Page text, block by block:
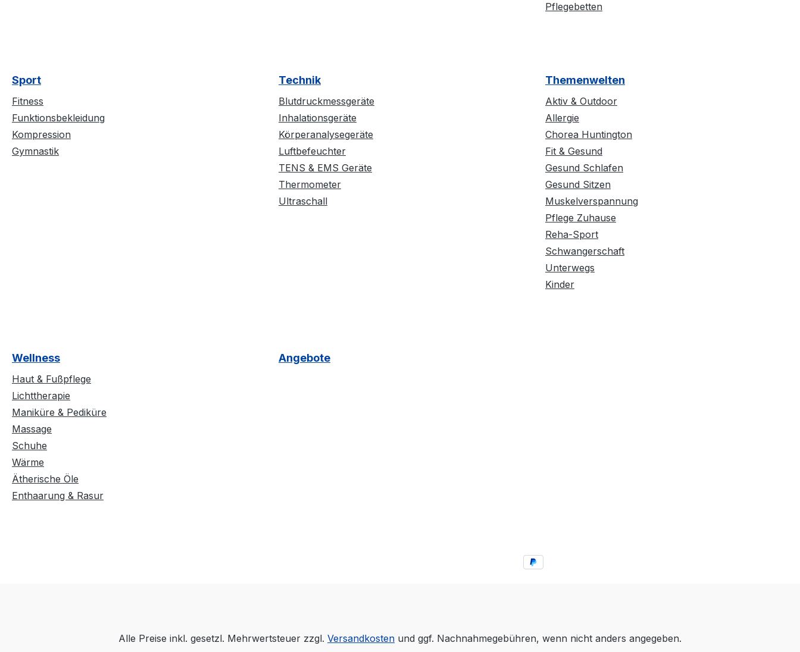
Pflegebetten
Sport
Fitness
Funktionsbekleidung
Kompression
Gymnastik
Technik
Blutdruckmessgeräte
Inhalationsgeräte
Körperanalysegeräte
Luftbefeuchter
TENS & EMS Geräte
Thermometer
Ultraschall
Themenwelten
Aktiv & Outdoor
Allergie
Chorea Huntington
Fit & Gesund
Gesund Schlafen
Gesund Sitzen
Muskelverspannung
Pflege Zuhause
Reha-Sport
Schwangerschaft
Unterwegs
Kinder
Wellness
Haut & Fußpflege
Lichttherapie
Maniküre & Pediküre
Massage
Schuhe
Wärme
Ätherische Öle
Enthaarung & Rasur
Angebote
Alle Preise inkl. gesetzl. Mehrwertsteuer zzgl. Versandkosten und ggf. Nachnahmegebühren, wenn nicht anders angegeben.